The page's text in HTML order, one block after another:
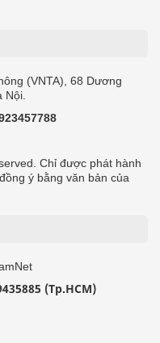
(VNTA), 68 Dương
Nội.
Chỉ được phát hành
ý bằng văn bản của
(Tp.HCM)